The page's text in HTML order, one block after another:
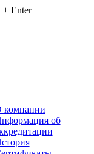
Enter
компании
об